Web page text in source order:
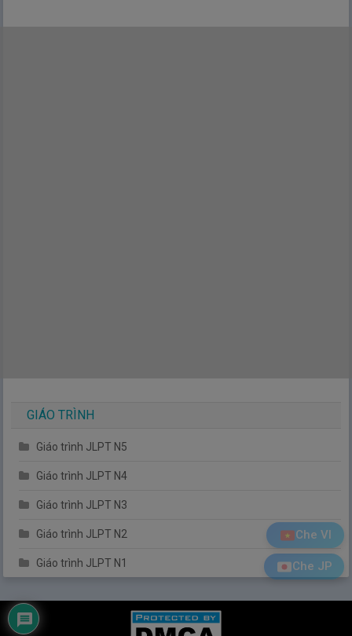
Che JP
Che VI
GIÁO TRÌNH
Giáo trình JLPT N5
Giáo trình JLPT N4
Giáo trình JLPT N3
Giáo trình JLPT N2
Giáo trình JLPT N1